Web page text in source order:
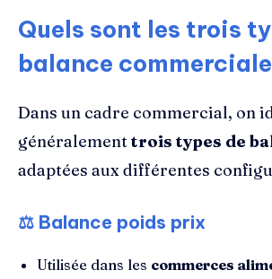
Quels sont les trois
balance
Dans un cadre commercial, on
généralementtrois types de
adaptées aux différentes
⚖️ Balance poids prix
Utilisée dans les commerces